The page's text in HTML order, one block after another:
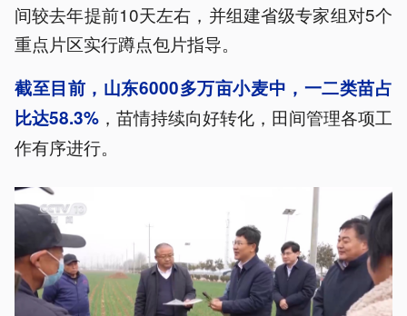
间较去年提前10天左右，并组建省级专家组对5个
重点片区实行蹲点包片指导。
截至目前，山东6000多万亩小麦中，一二类苗占
比达58.3% ，苗情持续向好转化，田间管理各项工
作有序进行。